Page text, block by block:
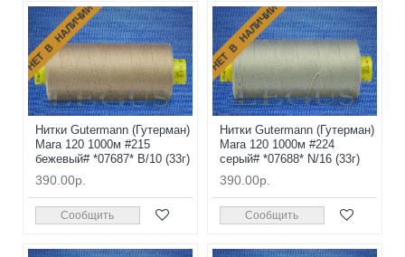
НЕТ В НАЛИЧИИ
Нитки Gutermann (Гутерман)
Mara 120 1000м #215
бежевый# *07687* B/10 (33г)
390.00р.
Сообщить
НЕТ В НАЛИЧИИ
Нитки Gutermann (Гутерман)
Mara 120 1000м #224
серый# *07688* N/16 (33г)
390.00р.
Сообщить